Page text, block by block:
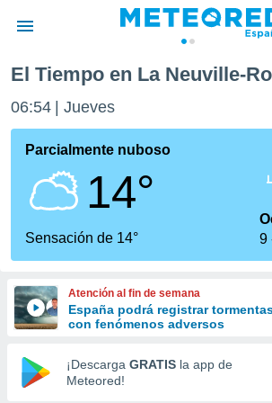
de
por
se
calidad.
a este
las
y
forma
digital
basada
El Tiempo en La Neuville-
06:54 Jueves
Parcialmente nuboso
14°
Sensación de 14°
9
Atención al fin de semana
España podrá registrar
con fenómenos adversos
¡Descarga GRATIS la app de
Meteored!